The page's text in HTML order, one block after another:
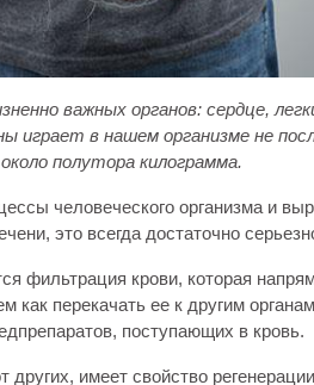
важных органов: сердце,
играет в нашем организме не
полутора килограмма.
человеческого организма и
это всегда достаточно
фильтрация крови, которая
как перекачать ее к другим
поступающих в кровь.
других, имеет свойство